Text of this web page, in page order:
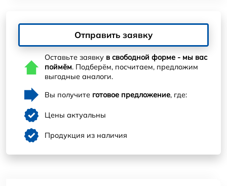
Отправить заявку
Оставьте заявку в свободной форме - мы вас
поймём. Подберём, посчитаем, предложим
выгодные аналоги.
Вы получите готовое предложение, где:
Цены актуальны
Продукция из наличия